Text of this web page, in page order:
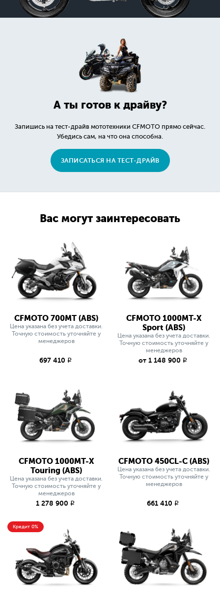
А ты готов к драйву?
Запишись на тест-драйв мототехники CFMOTO прямо сейчас.
Убедись сам, на что она способна.
ЗАПИСАТЬСЯ НА ТЕСТ-ДРАЙВ
Вас могут заинтересовать
CFMOTO 700MT (ABS)
Цена указана без учета доставки.
Точную стоимость уточняйте у
менеджеров
697 410 q
CFMOTO 1000MT-X
Sport (ABS)
Цена указана без учета доставки.
Точную стоимость уточняйте у
менеджеров
от 1 148 900 q
CFMOTO 1000MT-X
Touring (ABS)
Цена указана без учета доставки.
Точную стоимость уточняйте у
менеджеров
1 278 900 q
CFMOTO 450CL-C (ABS)
Цена указана без учета доставки.
Точную стоимость уточняйте у
менеджеров
661 410 q
Кредит 0%